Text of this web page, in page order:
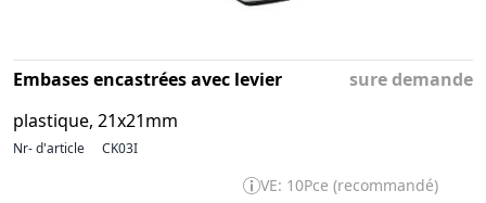
Embases encastrées avec levier
plastique, 21x21mm
sure demande
Nr- d'article CK03I
VE: 10Pce (recommandé)